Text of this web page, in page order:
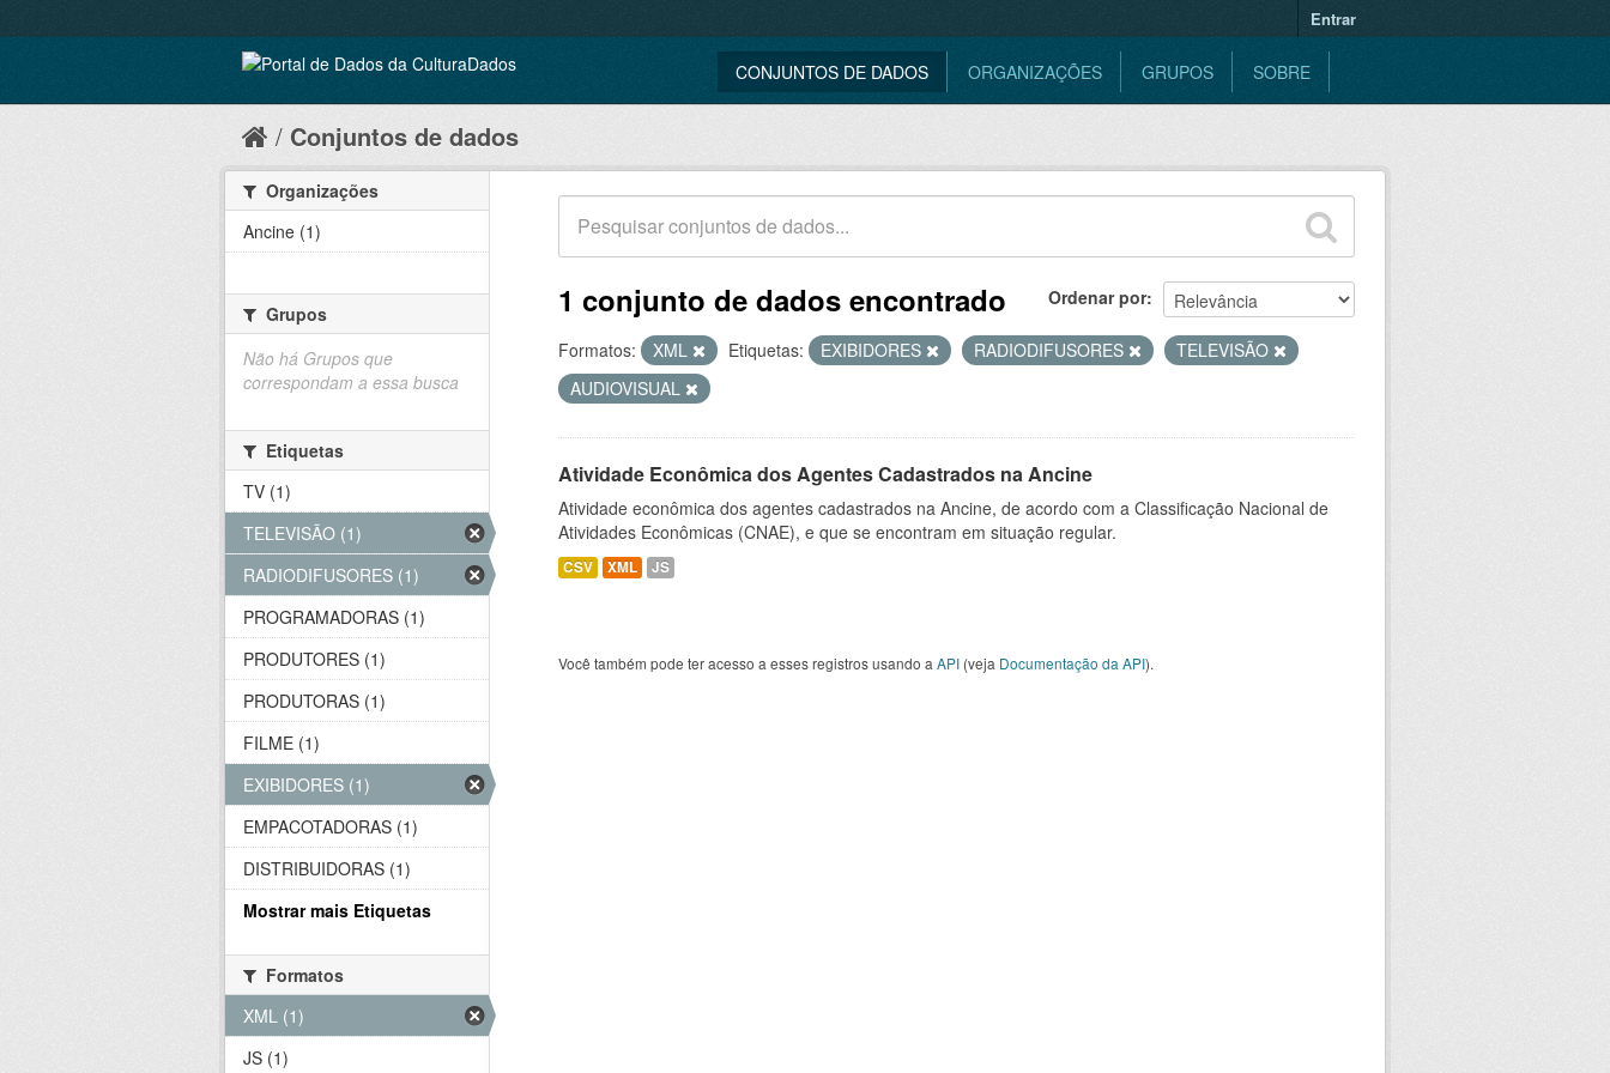
Entrar
CONJUNTOS DE DADOS ORGANIZAÇÕES GRUPOS SOBRE
Conjuntos de dados
Ordenar por
1 conjunto de dados encontrado
Formatos: XML Etiquetas: EXIBIDORES RADIODIFUSORES
TELEVISÃO
AUDIOVISUAL
Atividade Econômica dos Agentes Cadastrados na Ancine
Atividade econômica dos agentes cadastrados na Ancine, de acordo com a Classificação Nacional de
Atividades Econômicas (CNAE), e que se encontram em situação regular.
CSV XML JS
Você também pode ter acesso a esses registros usando a API (veja Documentação da API).
Organizações
Ancine (1)
Grupos
Não há Grupos que
correspondam a essa busca
Etiquetas
TV (1)
TELEVISÃO (1)
RADIODIFUSORES (1)
PROGRAMADORAS (1)
PRODUTORES (1)
PRODUTORAS (1)
FILME (1)
EXIBIDORES (1)
EMPACOTADORAS (1)
DISTRIBUIDORAS (1)
Mostrar mais Etiquetas
Formatos
XML (1)
JS (1)